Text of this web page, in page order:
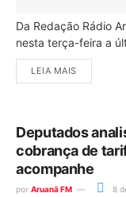
Da Redação Rádio
nesta terça-feira a
LEIA MAIS
Deputados
cobrança de
acompanhe
por Aruanã FM 8